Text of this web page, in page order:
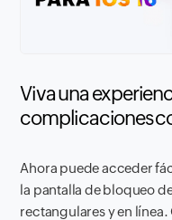
Viva una
complicaciones
Ahora puede acceder
la pantalla de bloqueo
rectangulares y en